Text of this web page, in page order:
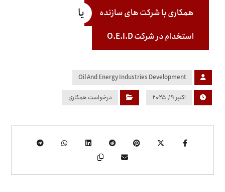
همکاری با شرکت های سازنده یا
استخدام در شرکت O.E.I.D
Oil And Energy Industries Development
اکتبر ۱۹, ۲۰۲۵ درخواست همکاری